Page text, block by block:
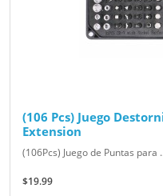
(106 Pcs) Juego
Extension
(106Pcs) Juego de Puntas para
$19.99